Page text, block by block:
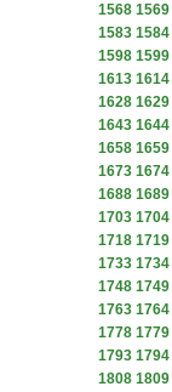
1568 1569
1583 1584
1598 1599
1613 1614
1628 1629
1643 1644
1658 1659
1673 1674
1688 1689
1703 1704
1718 1719
1733 1734
1748 1749
1763 1764
1778 1779
1793 1794
1808 1809